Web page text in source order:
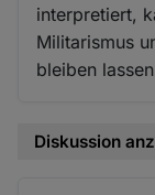
interpretiert,
Militarismus
bleiben
Diskussion